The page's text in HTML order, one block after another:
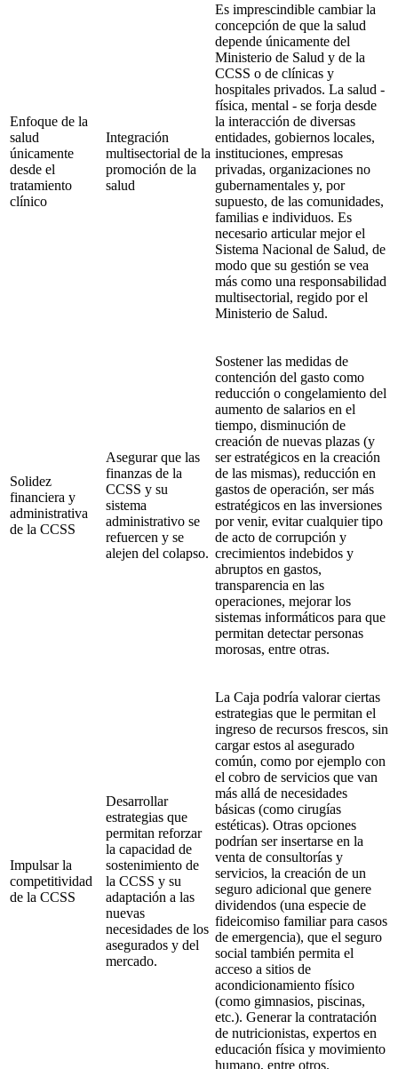
Enfoque de la
salud
únicamente
desde el
tratamiento
clínico
Integración
multisectorial de la
promoción de la
salud
Es imprescindible cambiar la
concepción de que la salud
depende únicamente del
Ministerio de Salud y de la
CCSS o de clínicas y
hospitales privados. La salud -
física, mental - se forja desde
la interacción de diversas
entidades, gobiernos locales,
instituciones, empresas
privadas, organizaciones no
gubernamentales y, por
supuesto, de las comunidades,
familias e individuos. Es
necesario articular mejor el
Sistema Nacional de Salud, de
modo que su gestión se vea
más como una responsabilidad
multisectorial, regido por el
Ministerio de Salud.
Solidez
financiera y
administrativa
de la CCSS
Asegurar que las
finanzas de la
CCSS y su
sistema
administrativo se
refuercen y se
alejen del colapso.
Sostener las medidas de
contención del gasto como
reducción o congelamiento del
aumento de salarios en el
tiempo, disminución de
creación de nuevas plazas (y
ser estratégicos en la creación
de las mismas), reducción en
gastos de operación, ser más
estratégicos en las inversiones
por venir, evitar cualquier tipo
de acto de corrupción y
crecimientos indebidos y
abruptos en gastos,
transparencia en las
operaciones, mejorar los
sistemas informáticos para que
permitan detectar personas
morosas, entre otras.
Impulsar la
competitividad
de la CCSS
Desarrollar
estrategias que
permitan reforzar
la capacidad de
sostenimiento de
la CCSS y su
adaptación a las
nuevas
necesidades de los
asegurados y del
mercado.
La Caja podría valorar ciertas
estrategias que le permitan el
ingreso de recursos frescos, sin
cargar estos al asegurado
común, como por ejemplo con
el cobro de servicios que van
más allá de necesidades
básicas (como cirugías
estéticas). Otras opciones
podrían ser insertarse en la
venta de consultorías y
servicios, la creación de un
seguro adicional que genere
dividendos (una especie de
fideicomiso familiar para casos
de emergencia), que el seguro
social también permita el
acceso a sitios de
acondicionamiento físico
(como gimnasios, piscinas,
etc.). Generar la contratación
de nutricionistas, expertos en
educación física y movimiento
humano, entre otros.